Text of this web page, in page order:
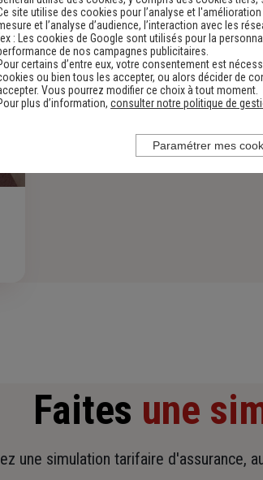
Faites une
une simulation tarifaire d'assurance,
site utilise des cookies pour l’analyse et l'amélioration
et l’analyse d’audience, l’interaction avec les
:
Les cookies de Google sont utilisés pour la
de nos campagnes publicitaires.
certains d’entre eux, votre consentement est
ou bien tous les accepter, ou alors décider de
Vous pourrez modifier ce choix à tout moment.
plus d’information, consulter notre politique de
Paramétrer mes